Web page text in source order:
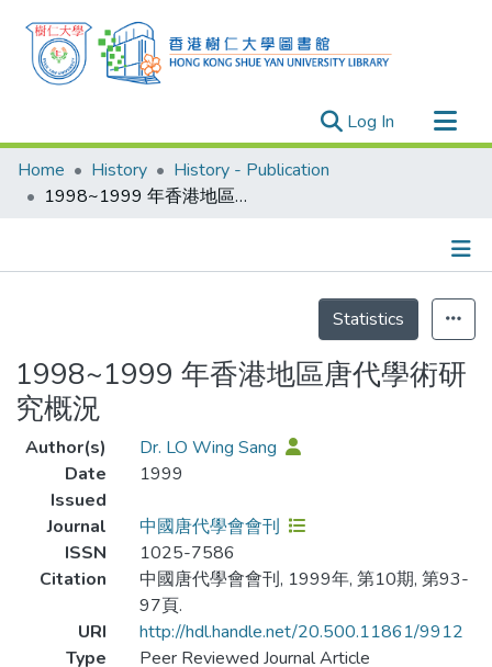
Log In (current)
Research Outputs
Researchers
Projects
Home History
History - Publication
1998~1999 年香港地區唐代學術研究概況
Statistics
1998~1999 年香港地區唐代學術研
究概況
Author(s)
Dr. LO Wing Sang
Date
Issued
1999
Journal
中國唐代學會會刊
ISSN
1025-7586
Citation
中國唐代學會會刊, 1999年, 第10期, 第93-
97頁.
URI
http://hdl.handle.net/20.500.11861/9912
Type
Peer Reviewed Journal Article